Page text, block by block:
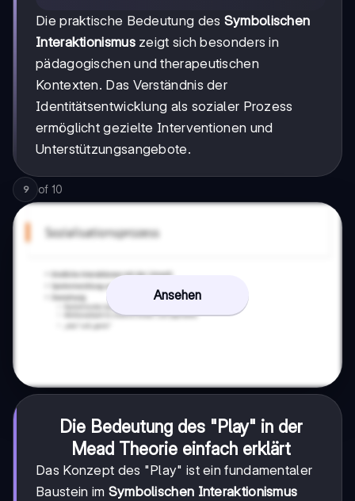
Die praktische Bedeutung des Symbolischen
Interaktionismuszeigt sich besonders in
pädagogischen und therapeutischen
Kontexten. Das Verständnis der
Identitätsentwicklung als sozialer Prozess
ermöglicht gezielte Interventionen und
Unterstützungsangebote.
9 of 10
Ansehen
Die Bedeutung des "Play" in der
Mead Theorie einfach erklärt
Das Konzept des "Play" ist ein fundamentaler
Baustein im Symbolischen Interaktionismus